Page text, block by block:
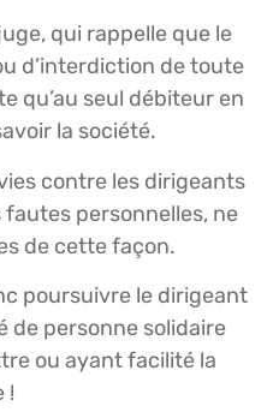
qui rappelle que le
d’interdiction de toute
qu’au seul débiteur en
la société.
contre les dirigeants
fautes personnelles, ne
de cette façon.
poursuivre le dirigeant
de personne solidaire
ou ayant facilité la
!